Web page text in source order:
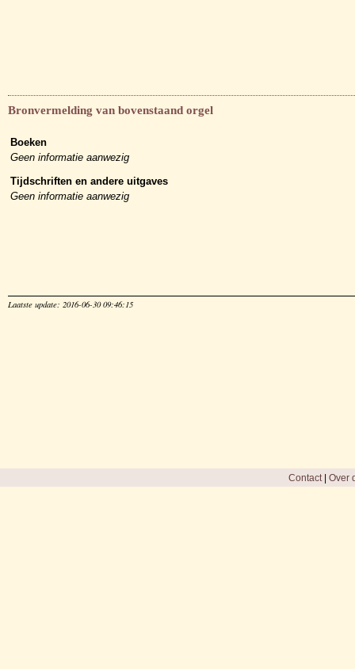
Bronvermelding van bovenstaand orgel
Boeken
Geen informatie aanwezig
Tijdschriften en andere uitgaves
Geen informatie aanwezig
Laatste update: 2016-06-30 09:46:15
Contact| Over